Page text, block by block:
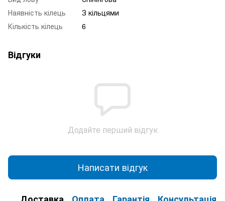
Наявність кілець
З кільцями
Кількість кілець
6
Відгуки
Додайте перший відгук
Написати відгук